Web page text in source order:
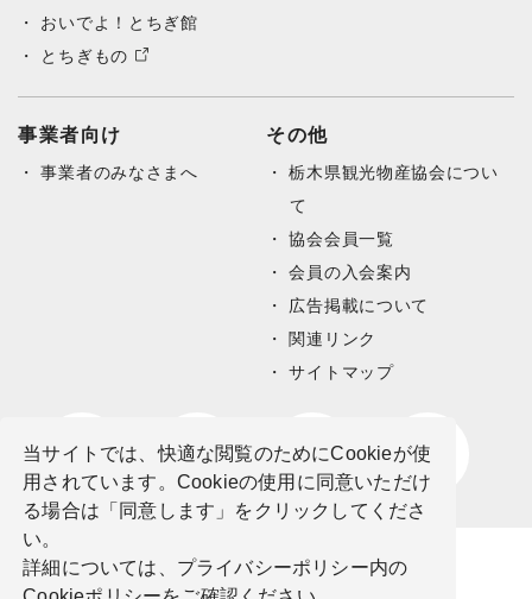
当サイトでは、快適な閲覧のためにCookieが使
用されています。Cookieの使用に同意いただけ
る場合は「同意します」をクリックしてくださ
い。
詳細については、プライバシーポリシー内の
おいでよ！とちぎ館
とちぎもの
事業者向け
事業者のみなさまへ
その他
栃木県観光物産協会につい
て
協会会員一覧
会員の入会案内
広告掲載について
関連リンク
サイトマップ